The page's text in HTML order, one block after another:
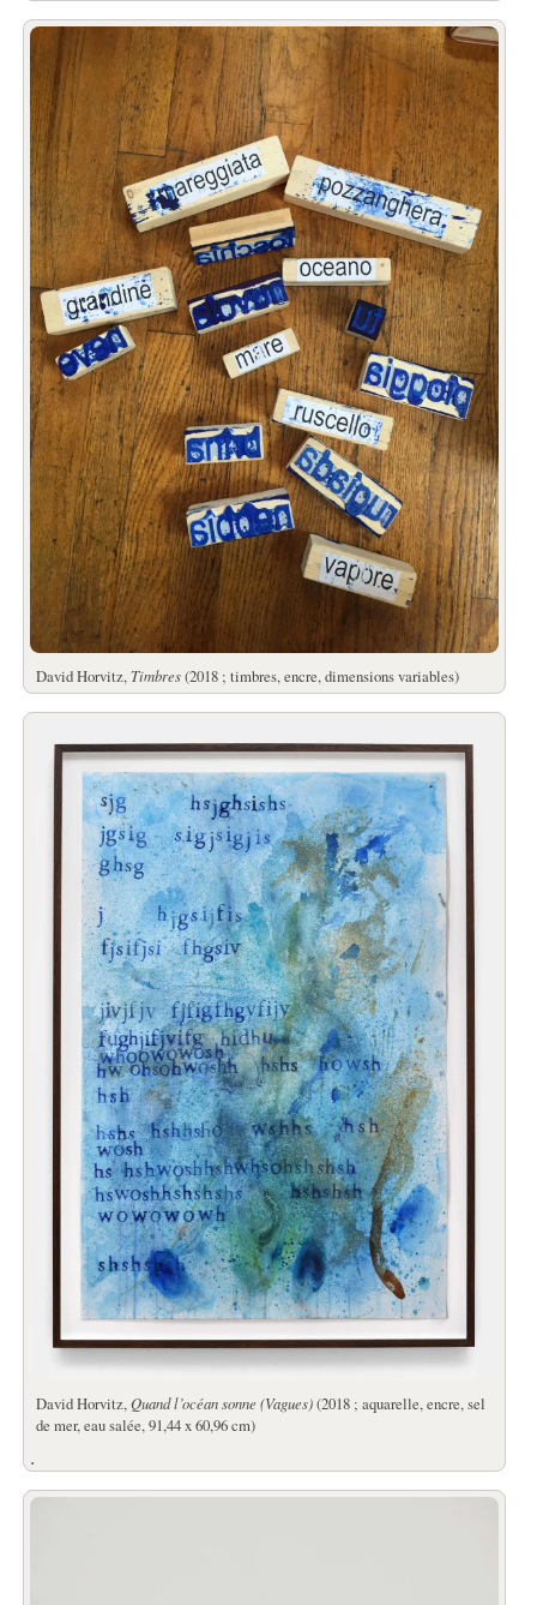
David Horvitz, Timbres(2018 ; timbres, encre, dimensions variables)
David Horvitz,Quand l’océan sonne (Vagues)(2018 ; aquarelle, encre, sel
de mer, eau salée, 91,44 x 60,96 cm)
.